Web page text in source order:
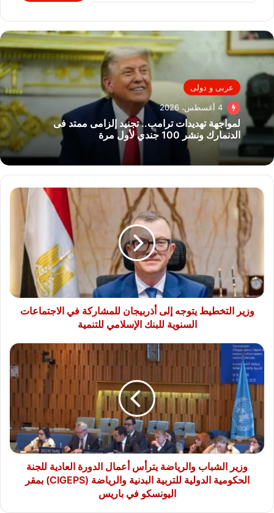
عربى و دولى
4 أغسطس، 2026
لمواجهة تهديدات ترامب.. تجنيد إلزامى ممتد فى
الدنمارك ونشر 100 جندي لأول مرة
وزير
التخطيط
يتوجه
أذربيجان
للمشاركة
الاجتماعات
السنوية
للبنكوزير التخطيط يتوجه إلى أذربيجان للمشاركة في الاجتماعات
السنوية للبنك الإسلامي للتنمية
وزير
الشباب
والرياضة
يترأس
أعمال
الدورة
العادية
للجنة
الحكومية
الدولية
للتربية
وزير الشباب والرياضة يترأس أعمال الدورة العادية للجنة
الحكومية الدولية للتربية البدنية والرياضة (CIGEPS) بمقر
اليونسكو في باريس